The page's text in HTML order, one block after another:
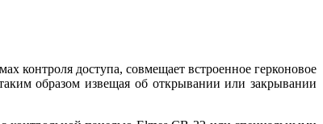
контроля доступа, совмещает встроенное герконовое
образом извещая об открывании или закрывании